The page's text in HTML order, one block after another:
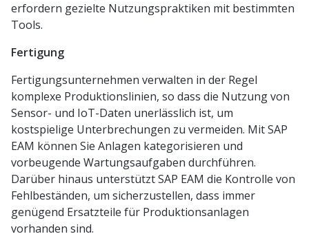
erfordern gezielte Nutzungspraktiken mit bestimmten
Tools.
Fertigung
Fertigungsunternehmen verwalten in der Regel
komplexe Produktionslinien, so dass die Nutzung von
Sensor- und IoT-Daten unerlässlich ist, um
kostspielige Unterbrechungen zu vermeiden. Mit SAP
EAM können Sie Anlagen kategorisieren und
vorbeugende Wartungsaufgaben durchführen.
Darüber hinaus unterstützt SAP EAM die Kontrolle von
Fehlbeständen, um sicherzustellen, dass immer
genügend Ersatzteile für Produktionsanlagen
vorhanden sind.